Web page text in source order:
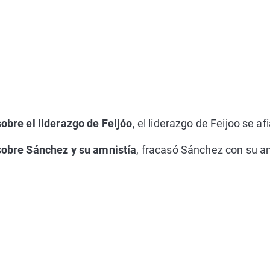
el liderazgo de Feijóo, el liderazgo de Feijoo se
Sánchez y su amnistía, fracasó Sánchez con su